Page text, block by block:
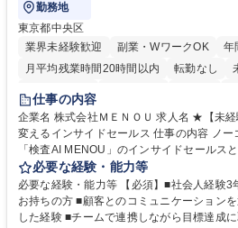
勤務地
東京都中央区
業界未経験歓迎
副業・WワークOK
年
月平均残業時間20時間以内
転勤なし
時短勤務あり
駅近5分以内
土日祝休み 服装自由
仕事の内容
企業名 株式会社ＭＥＮＯＵ 求人名 ★【未経験歓迎】AIで製造業の未来を
変えるインサイドセールス 仕事の内容 ノーコードで検査AIを開発できる
「検査AI MENOU」のインサイドセールス
商談機会の創出までを担っていただきます
セールスをつなぐ役割として、 適切なタイミングで顧客とコミュニケーシ
ョンを取りながら、受注につながる商談機
体的な仕事内容】 リードへの電話・メール
必要な経験・能力等
必要な経験・能力等 【必須】■社会人経験
お持ちの方 ■顧客とのコミュニケーション
した経験 ■チームで連携しながら目標達成に取り組める